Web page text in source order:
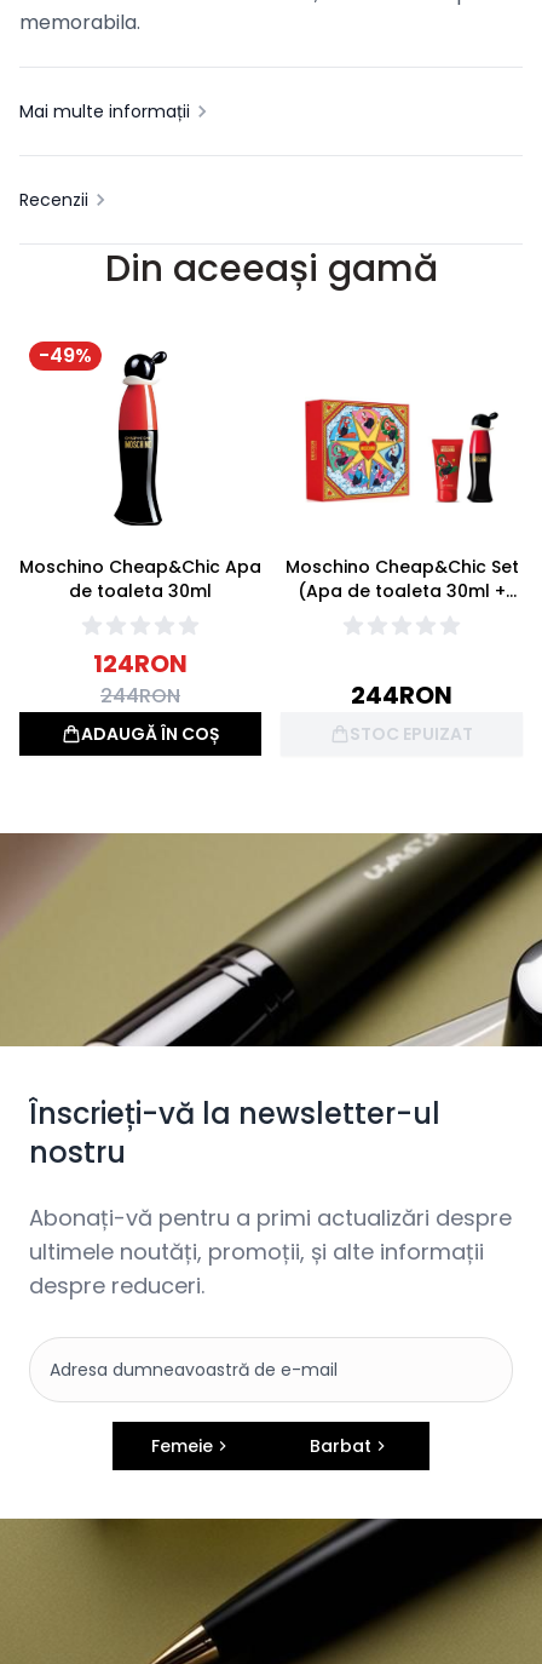
memorabila.
Mai multe informații
Recenzii
Din aceeași gamă
-49%
Moschino Cheap&Chic Apa
de toaleta 30ml
124RON
244RON
ADAUGĂ ÎN COȘ
Moschino Cheap&Chic Set
(Apa de toaleta 30ml +
Lotiune de corp 50ml)
244RON
STOC EPUIZAT
Înscrieți-vă la newsletter-ul
nostru
Abonați-vă pentru a primi actualizări despre
ultimele noutăți, promoții, și alte informații
despre reduceri.
Femeie Barbat